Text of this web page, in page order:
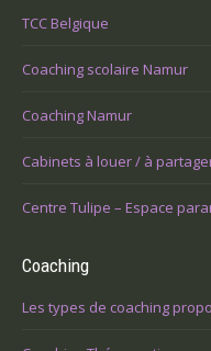
TCC Belgique
Coaching scolaire Namur
Coaching Namur
Cabinets à louer / à
Centre Tulipe – Espace
Coaching
Les types de coaching